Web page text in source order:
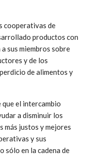
cooperativas de
productos con
sus miembros sobre
y de los
de alimentos y
el intercambio
a disminuir los
más justos y mejores
y sus
sólo en la cadena de